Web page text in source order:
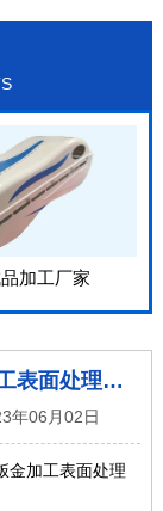
加工厂家
成都钣金加工定制厂家介绍：钣金加工表面处理注意事项
年06月02日
金加工表面处理